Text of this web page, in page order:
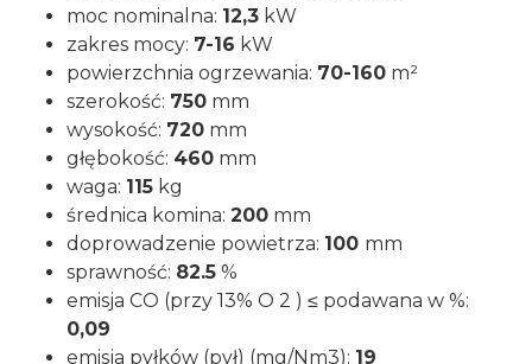
moc nominalna: 12,3 kW
zakres mocy: 7-16 kW
powierzchnia ogrzewania: 70-160 m²
szerokość: 750 mm
wysokość: 720 mm
głębokość: 460 mm
waga: 115 kg
średnica komina: 200 mm
doprowadzenie powietrza: 100 mm
sprawność: 82.5 %
emisja CO (przy 13% O 2 ) ≤ podawana w %:
0,09
emisja pyłków (pył) (mg/Nm3): 19